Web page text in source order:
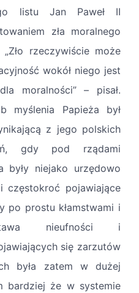
listu Jan Paweł II
zła moralnego
rzeczywiście może
wokół niego jest
moralności” – pisał.
myślenia Papieża był
z jego polskich
gdy pod rządami
były niejako urzędowo
częstokroć pojawiające
po prostu kłamstwami i
nieufności i
się zarzutów
była zatem w dużej
bardziej że w systemie